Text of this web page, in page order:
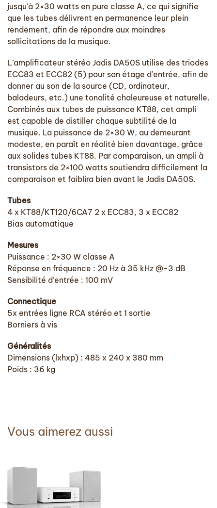
jusqu’à 2×30 watts en pure classe A, ce qui signifie
que les tubes délivrent en permanence leur plein
rendement, afin de répondre aux moindres
sollicitations de la musique.
L’amplificateur stéréo Jadis DA50S utilise des triodes
ECC83 et ECC82 (5) pour son étage d’entrée, afin de
donner au son de la source (CD, ordinateur,
baladeurs, etc.) une tonalité chaleureuse et naturelle.
Combinés aux tubes de puissance KT88, cet ampli
est capable de distiller chaque subtilité de la
musique. La puissance de 2×30 W, au demeurant
modeste, en paraît en réalité bien davantage, grâce
aux solides tubes KT88. Par comparaison, un ampli à
transistors de 2×100 watts soutiendra difficilement la
comparaison et faiblira bien avant le Jadis DA50S.
Tubes
4 x KT88/KT120/6CA7 2 x ECC83, 3 x ECC82
Bias automatique
Mesures
Puissance : 2×30 W classe A
Réponse en fréquence : 20 Hz à 35 kHz @-3 dB
Sensibilité d’entrée : 100 mV
Connectique
5x entrées ligne RCA stéréo et 1 sortie
Borniers à vis
Généralités
Dimensions (lxhxp) : 485 x 240 x 380 mm
Poids : 36 kg
Vous aimerez aussi